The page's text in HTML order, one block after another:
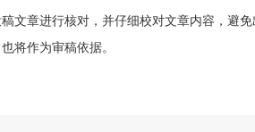
文章进行核对，并仔细校对文章内容，避
将作为审稿依据。